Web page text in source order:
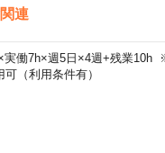
連
働7h×週5日×4週+残業10h
（利用条件有）